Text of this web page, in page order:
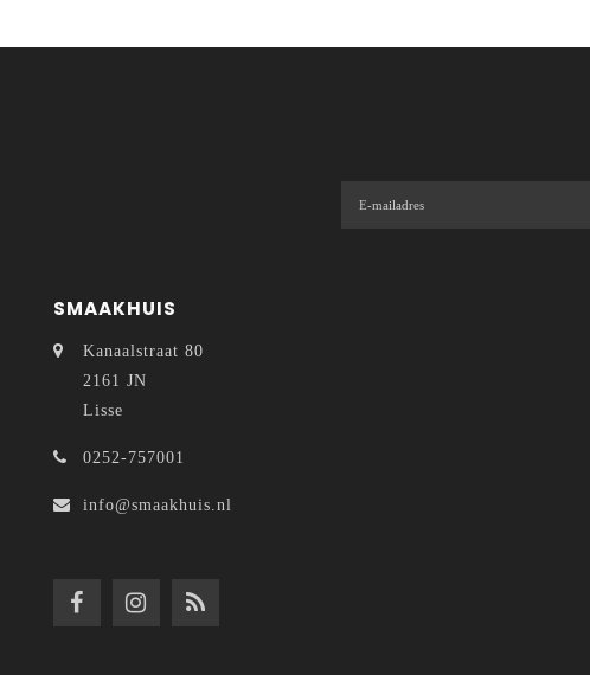
SMAAKHUIS
Kanaalstraat 80
2161 JN
Lisse
0252-757001
info@smaakhuis.nl